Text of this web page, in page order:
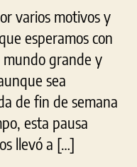
varios motivos y
esperamos con
mundo grande y
sea
de fin de semana
esta pausa
llevó a […]